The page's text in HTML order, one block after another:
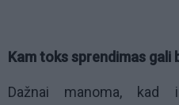
Kam toks sprendimas gali
Dažnai manoma, kad